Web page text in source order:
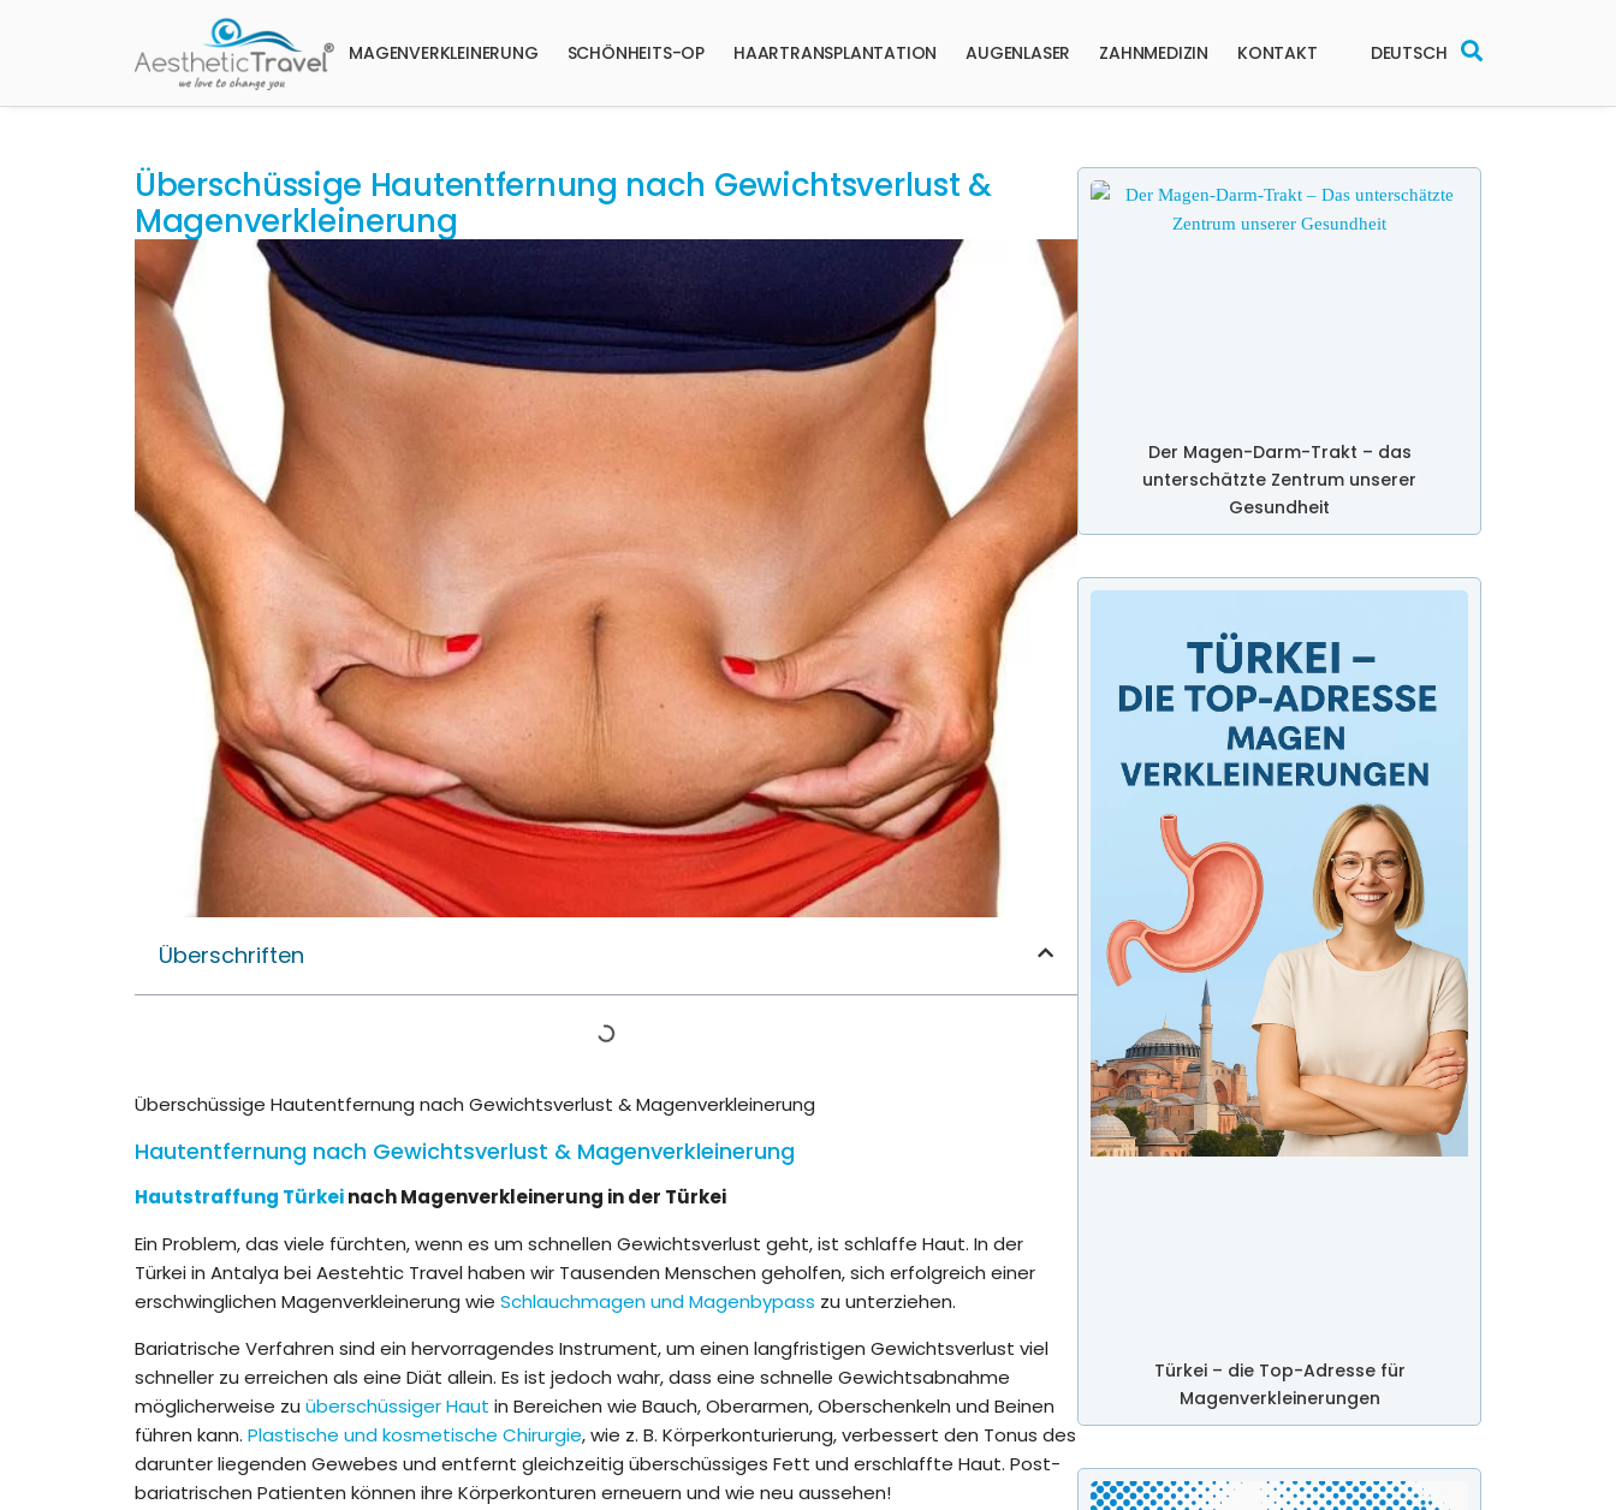
MAGENVERKLEINERUNG SCHÖNHEITS-OP HAARTRANSPLANTATION AUGENLASER ZAHNMEDIZIN KONTAKT DEUTSCH
Überschüssige Hautentfernung nach Gewichtsverlust &
Magenverkleinerung
Überschriften
Überschüssige Hautentfernung nach Gewichtsverlust & Magenverkleinerung
Hautentfernung nach Gewichtsverlust & Magenverkleinerung
Hautstraffung Türkeinach Magenverkleinerung in der Türkei
Ein Problem, das viele fürchten, wenn es um schnellen Gewichtsverlust geht, ist schlaffe Haut. In der
Türkei in Antalya bei Aestehtic Travel haben wir Tausenden Menschen geholfen, sich erfolgreich einer
erschwinglichen Magenverkleinerung wie Schlauchmagen und Magenbypass zu unterziehen.
Bariatrische Verfahren sind ein hervorragendes Instrument, um einen langfristigen Gewichtsverlust viel
schneller zu erreichen als eine Diät allein. Es ist jedoch wahr, dass eine schnelle Gewichtsabnahme
möglicherweise zu überschüssiger Haut in Bereichen wie Bauch, Oberarmen, Oberschenkeln und Beinen
führen kann. Plastische und kosmetische Chirurgie, wie z. B. Körperkonturierung, verbessert den Tonus des
darunter liegenden Gewebes und entfernt gleichzeitig überschüssiges Fett und erschlaffte Haut. Post-
bariatrischen Patienten können ihre Körperkonturen erneuern und wie neu aussehen!
Der Magen-Darm-Trakt – das
unterschätzte Zentrum unserer
Gesundheit
Türkei – die Top-Adresse für
Magenverkleinerungen